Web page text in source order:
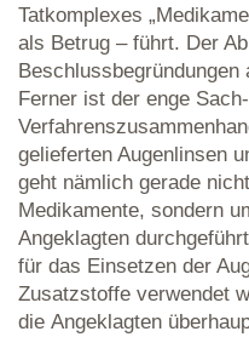
Tatkomplexes
als Betrug – führt. Der
Ferner ist der enge
gelieferten Augenlinsen
geht nämlich gerade
Medikamente, sondern
Angeklagten
für das Einsetzen der
Zusatzstoffe verwendet
die Angeklagten